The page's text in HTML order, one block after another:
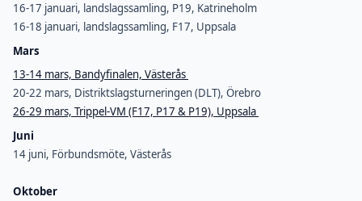
16-17 januari, landslagssamling, P19, Katrineholm
16-18 januari, landslagssamling, F17, Uppsala
Mars
13-14 mars, Bandyfinalen, Västerås
20-22 mars, Distriktslagsturneringen (DLT), Örebro
26-29 mars, Trippel-VM (F17, P17 & P19), Uppsala
Juni
14 juni, Förbundsmöte, Västerås
Oktober